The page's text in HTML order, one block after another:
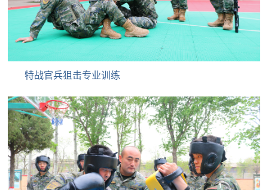
动
员
民
防
空
人
防
空
国
防
智
库
国
英
特战官兵狙击专业训练